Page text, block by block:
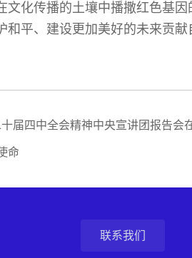
化传播的土壤中播撒红色基因
平、建设更加美好的未来贡献
届四中全会精神中央宣讲团报告会
命
联系我们